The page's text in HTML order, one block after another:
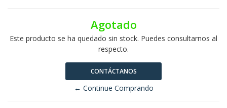
Agotado
Este producto se ha quedado sin stock. Puedes consultarnos al
respecto.
CONTÁCTANOS
← Continue Comprando